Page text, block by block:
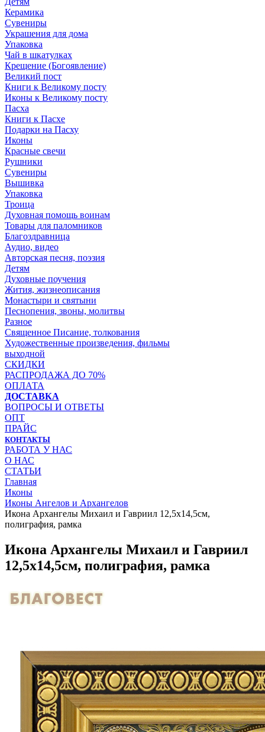
Керамика
Сувениры
Украшения для дома
Упаковка
Чай в шкатулках
Крещение (Богоявление)
Великий пост
Книги к Великому посту
Иконы к Великому посту
Пасха
Книги к Пасхе
Подарки на Пасху
Иконы
Красные свечи
Рушники
Сувениры
Вышивка
Упаковка
Троица
Духовная помощь воинам
Товары для паломников
Благоздравница
Аудио, видео
Авторская песня, поэзия
Детям
Духовные поучения
Жития, жизнеописания
Монастыри и святыни
Песнопения, звоны, молитвы
Разное
Священное Писание, толкования
Художественные произведения, фильмы
выходной
СКИДКИ
РАСПРОДАЖА ДО 70%
ОПЛАТА
ДОСТАВКА
ВОПРОСЫ И ОТВЕТЫ
ОПТ
ПРАЙС
КОНТАКТЫ
РАБОТА У НАС
О НАС
СТАТЬИ
Главная
Иконы
Иконы Ангелов и Архангелов
Икона Архангелы Михаил и Гавриил 12,5х14,5см,
полиграфия, рамка
Икона Архангелы Михаил и Гавриил
12,5х14,5см, полиграфия, рамка